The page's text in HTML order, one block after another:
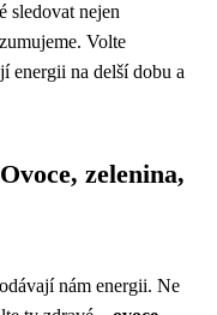
sledovat nejen
Volte
energii na delší dobu a
zelenina,
nám energii. Ne